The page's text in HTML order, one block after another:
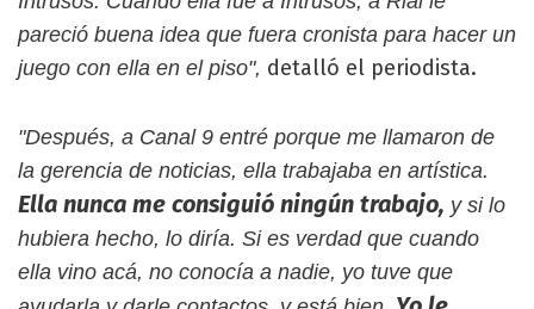
pareció buena idea que fuera cronista para hacer un
juego con ella en el piso", detalló el periodista.
"Después, a Canal 9 entré porque me llamaron de
la gerencia de noticias, ella trabajaba en artística.
Ella nunca me consiguió ningún trabajo, y si lo
hubiera hecho, lo diría. Si es verdad que cuando
ella vino acá, no conocía a nadie, yo tuve que